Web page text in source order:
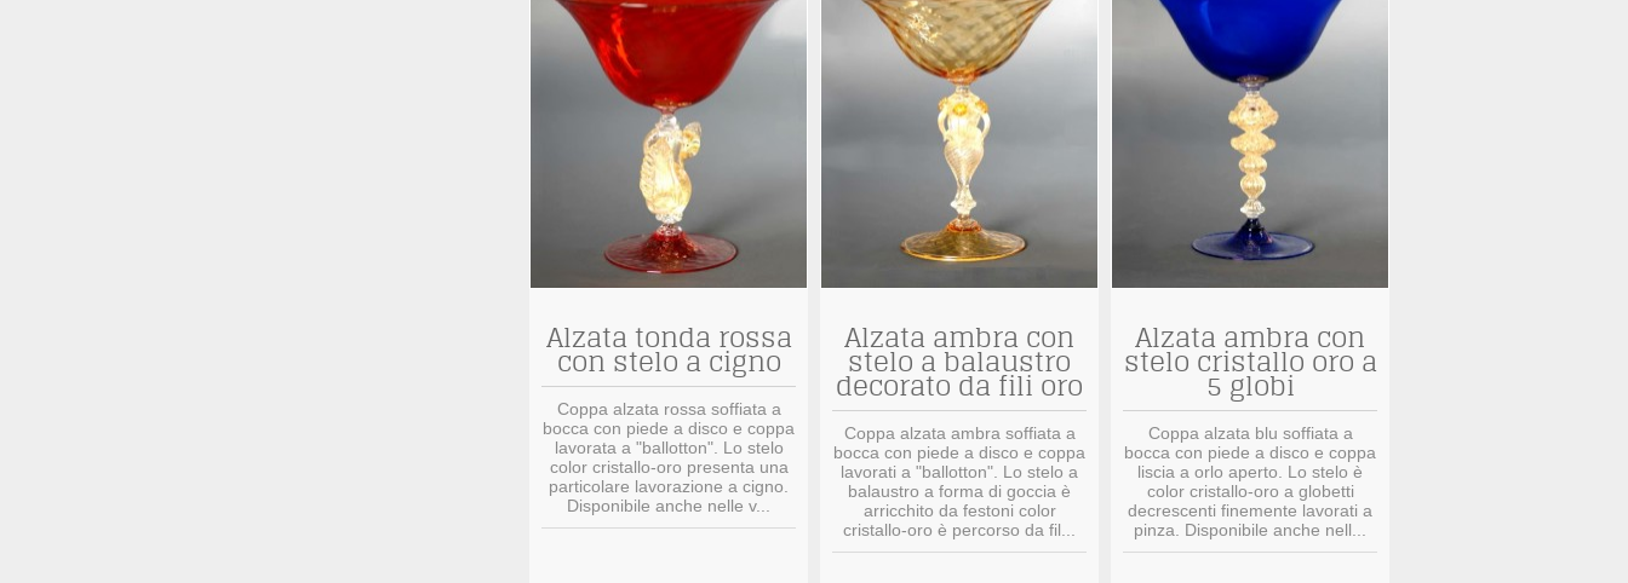
Alzata tonda rossa
con stelo a cigno
Coppa alzata rossa soffiata a
bocca con piede a disco e coppa
lavorata a "ballotton". Lo stelo
color cristallo-oro presenta una
particolare lavorazione a cigno.
Disponibile anche nelle v...
Alzata ambra con
stelo a balaustro
decorato da fili oro
Coppa alzata ambra soffiata a
bocca con piede a disco e coppa
lavorati a "ballotton". Lo stelo a
balaustro a forma di goccia è
arricchito da festoni color
cristallo-oro è percorso da fil...
Alzata ambra con
stelo cristallo oro a
5 globi
Coppa alzata blu soffiata a
bocca con piede a disco e coppa
liscia a orlo aperto. Lo stelo è
color cristallo-oro a globetti
decrescenti finemente lavorati a
pinza. Disponibile anche nell...